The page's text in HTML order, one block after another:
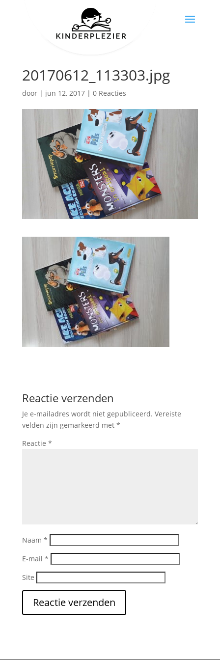
20170612_113303.jpg
door | jun 12, 2017| 0 Reacties
Reactie verzenden
Je e-mailadres wordt niet gepubliceerd. Vereiste
velden zijn gemarkeerd met *
Reactie *
Naam *
E-mail *
Site